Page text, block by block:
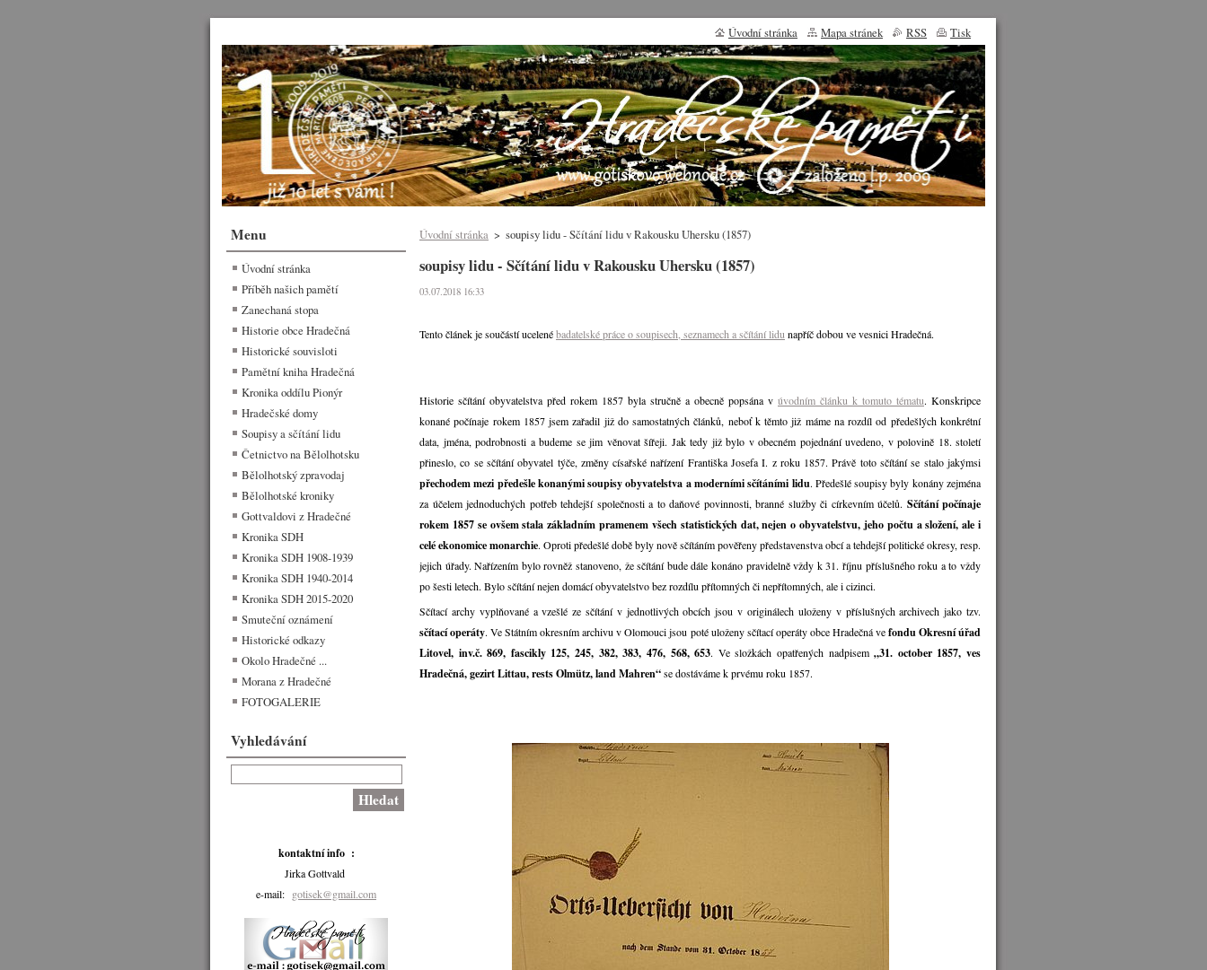
Úvodní stránka > soupisy lidu - Sčítání lidu v Rakousku Uhersku (1857)
soupisy lidu - Sčítání lidu v Rakousku Uhersku (1857)
03.07.2018 16:33
Tento článek je součástí ucelenébadatelské práce o soupisech, seznamech a sčítání lidu napříč dobou ve vesnici Hradečná.
Historie sčítání obyvatelstva před rokem 1857 byla stručně a obecně popsána v úvodním článku k tomuto tématu. Konskripce
konané počínaje rokem 1857 jsem zařadil již do samostatných článků, neboť k těmto již máme na rozdíl od předešlých konkrétní
data, jména, podrobnosti a budeme se jim věnovat šířeji. Jak tedy již bylo v obecném pojednání uvedeno, v polovině 18. století
přineslo, co se sčítání obyvatel týče, změny císařské nařízení Františka Josefa I. z roku 1857. Právě toto sčítání se stalo jakýmsi
přechodem mezi předešle konanými soupisy obyvatelstva a moderními sčítáními lidu. Předešlé soupisy byly konány zejména
za účelem jednoduchých potřeb tehdejší společnosti a to daňové povinnosti, branné služby či církevním účelů. Sčítání počínaje
rokem 1857 se ovšem stala základním pramenem všech statistických dat, nejen o obyvatelstvu, jeho počtu a složení, ale i
celé ekonomice monarchie. Oproti předešlé době byly nově sčítáním pověřeny představenstva obcí a tehdejší politické okresy, resp.
jejich úřady. Nařízením bylo rovněž stanoveno, že sčítání bude dále konáno pravidelně vždy k 31. říjnu příslušného roku a to vždy
po šesti letech. Bylo sčítání nejen domácí obyvatelstvo bez rozdílu přítomných či nepřítomných, ale i cizinci.
Sčítací archy vyplňované a vzešlé ze sčítání v jednotlivých obcích jsou v originálech uloženy v příslušných archivech jako tzv.
sčítací operáty. Ve Státním okresním archivu v Olomouci jsou poté uloženy sčítací operáty obce Hradečná vefondu Okresní úřad
Litovel, inv.č. 869, fascikly 125, 245, 382, 383, 476, 568, 653. Ve složkách opatřených nadpisem„31. october 1857, ves
Hradečná, gezirt Littau, rests Olmütz, land Mahren“se dostáváme k prvému roku 1857.
Menu
Úvodní stránka
Příběh našich pamětí
Zanechaná stopa
Historie obce Hradečná
Historické souvisloti
Pamětní kniha Hradečná
Kronika oddílu Pionýr
Hradečské domy
Soupisy a sčítání lidu
Četnictvo na Bělolhotsku
Bělolhotský zpravodaj
Bělolhotské kroniky
Gottvaldovi z Hradečné
Kronika SDH
Kronika SDH 1908-1939
Kronika SDH 1940-2014
Kronika SDH 2015-2020
Smuteční oznámení
Historické odkazy
Okolo Hradečné ...
Morana z Hradečné
FOTOGALERIE
Vyhledávání
kontaktní info :
Jirka Gottvald
e-mail: gotisek@gmail.com
Úvodní stránka Mapa stránek RSS Tisk